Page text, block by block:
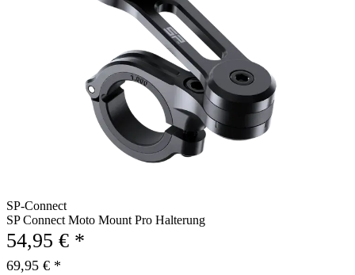
SP-Connect
SP Connect Moto Mount Pro Halterung
54,95 € *
69,95 € *